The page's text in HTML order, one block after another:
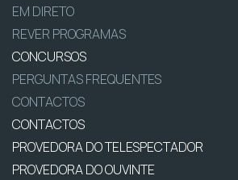
EM DIRETO
REVER PROGRAMAS
CONCURSOS
PERGUNTAS FREQUENTES
CONTACTOS
CONTACTOS
PROVEDORA DO TELESPECTADOR
PROVEDORA DO OUVINTE